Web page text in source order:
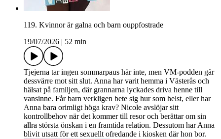
119. Kvinnor är galna och barn ouppfostrade
19/07/2026
52 min
Tjejerna tar ingen sommarpaus här inte, men VM-podden går
dessvärre mot sitt slut. Anna har varit hemma i Västerås och
hälsat på familjen, där grannarna lyckades driva henne till
vansinne. Får barn verkligen bete sig hur som helst, eller har
Anna bara orimligt höga krav? Nicole avslöjar sitt
kontrollbehov när det kommer till resor och berättar om sin
allra största önskan i en framtida relation. Dessutom har Anna
blivit utsatt för ett sexuellt ofredande i kiosken där hon bor.